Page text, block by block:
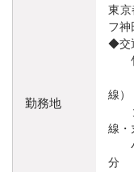
勤務地
東
フ
◆交
竹
神
線
大
線
小
分